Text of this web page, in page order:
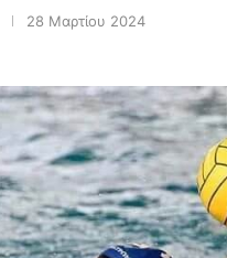
28 Μαρτίου 2024